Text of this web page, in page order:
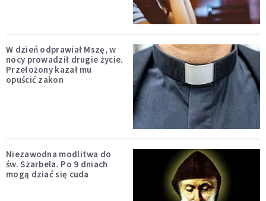
W dzień odprawiał Mszę, w
nocy prowadził drugie życie.
Przełożony kazał mu
opuścić zakon
Niezawodna modlitwa do
św. Szarbela. Po 9 dniach
mogą dziać się cuda